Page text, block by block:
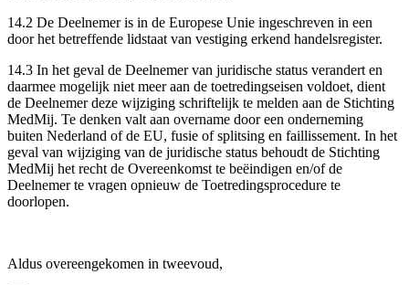
14.2 De Deelnemer is in de Europese Unie ingeschreven in een
door het betreffende lidstaat van vestiging erkend handelsregister.
14.3 In het geval de Deelnemer van juridische status verandert en
daarmee mogelijk niet meer aan de toetredingseisen voldoet, dient
de Deelnemer deze wijziging schriftelijk te melden aan de Stichting
MedMij. Te denken valt aan overname door een onderneming
buiten Nederland of de EU, fusie of splitsing en faillissement. In het
geval van wijziging van de juridische status behoudt de Stichting
MedMij het recht de Overeenkomst te beëindigen en/of de
Deelnemer te vragen opnieuw de Toetredingsprocedure te
doorlopen.
Aldus overeengekomen in tweevoud,